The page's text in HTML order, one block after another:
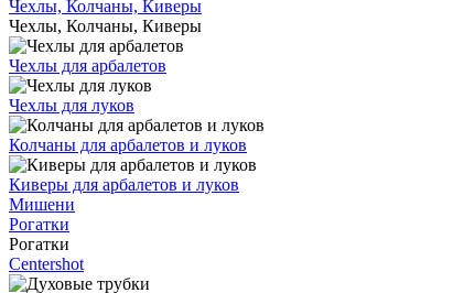
Чехлы, Колчаны, Киверы
Чехлы, Колчаны, Киверы
Чехлы для арбалетов
Чехлы для луков
Колчаны для арбалетов и луков
Киверы для арбалетов и луков
Мишени
Рогатки
Рогатки
Centershot